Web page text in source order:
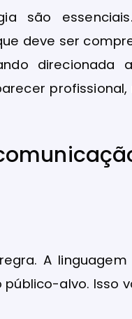
são
deve ser
direcionada
A
alvo. Isso